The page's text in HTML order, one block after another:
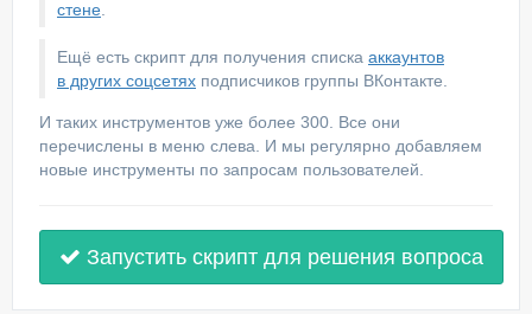
стене
Ещё есть скрипт для получения списка аккаунтов
в других соцсетях подписчиков группы ВКонтакте.
И таких инструментов уже более 300. Все они
перечислены в меню слева. И мы регулярно добавляем
новые инструменты по запросам пользователей.
Запустить скрипт для решения вопроса